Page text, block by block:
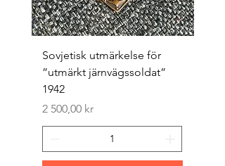
Sovjetisk utmärkelse för
”utmärkt järnvägssoldat”
1942
Pris
2 500,00 kr